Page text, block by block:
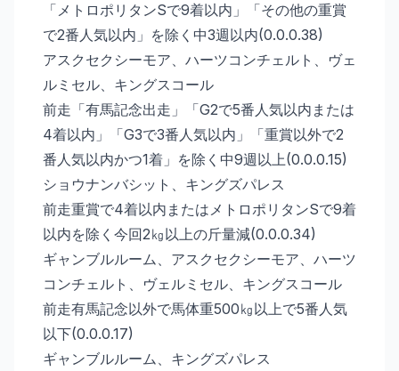
「メトロポリタンSで9着以内」「その他の重賞
で2番人気以内」を除く中3週以内(0.0.0.38)
アスクセクシーモア、ハーツコンチェルト、ヴェ
ルミセル、キングスコール
前走「有馬記念出走」「G2で5番人気以内または
4着以内」「G3で3番人気以内」「重賞以外で2
番人気以内かつ1着」を除く中9週以上(0.0.0.15)
ショウナンバシット、キングズパレス
前走重賞で4着以内またはメトロポリタンSで9着
以内を除く今回2㎏以上の斤量減(0.0.0.34)
ギャンブルルーム、アスクセクシーモア、ハーツ
コンチェルト、ヴェルミセル、キングスコール
前走有馬記念以外で馬体重500㎏以上で5番人気
以下(0.0.0.17)
ギャンブルルーム、キングズパレス